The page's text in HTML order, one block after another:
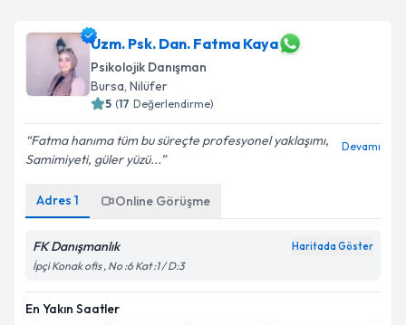
Uzm. Psk. Dan. Fatma Kaya
Psikolojik Danışman
Bursa, Nilüfer
5 (17 Değerlendirme)
Fatma hanıma tüm bu süreçte profesyonel yaklaşımı,
Samimiyeti, güler yüzü...
Devamı
Adres 1 Online Görüşme
FK Danışmanlık Haritada Göster
İpçi Konak ofis , No :6 Kat :1 / D:3
En Yakın Saatler